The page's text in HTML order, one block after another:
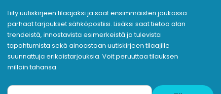
Liity uutiskirjeen tilaajaksi ja saat ensimmäisten joukossa
parhaat tarjoukset sähköpostiisi. Lisäksi saat tietoa alan
trendeistä, innostavista esimerkeistä ja tulevista
tapahtumista sekä ainoastaan uutiskirjeen tilaajille
suunnattuja erikoistarjouksia. Voit peruuttaa tilauksen
milloin tahansa.